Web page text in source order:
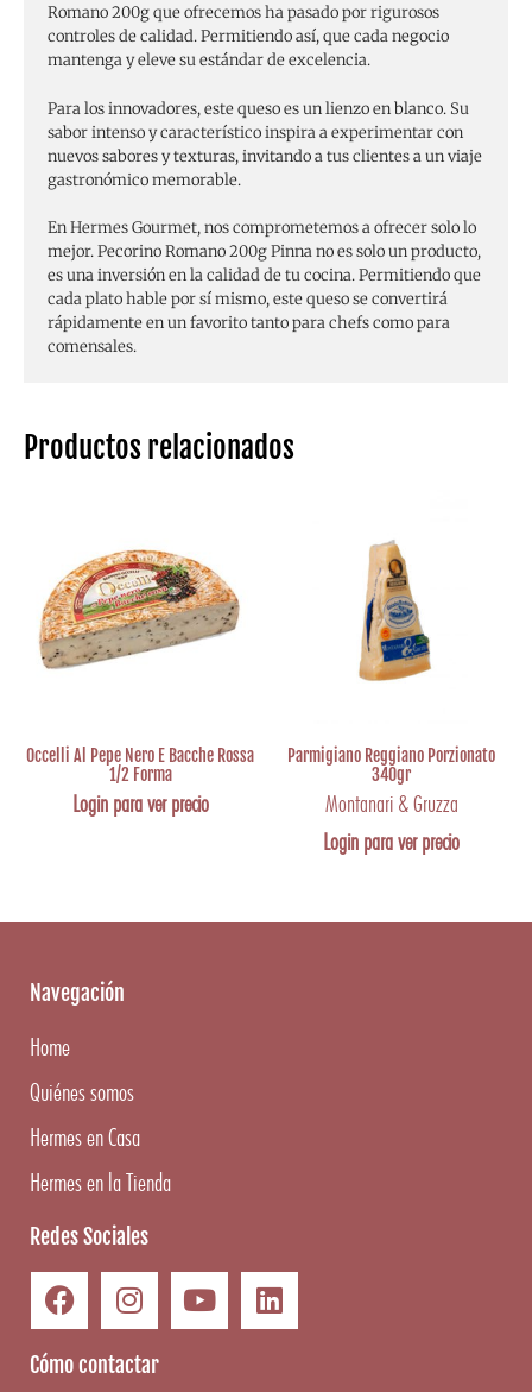
Productos relacionados
Occelli Al Pepe Nero E Bacche Rossa
1/2 Forma
Login para ver precio
Parmigiano Reggiano Porzionato
340gr
Montanari & Gruzza
Login para ver precio
Romano 200g que ofrecemos ha pasado por rigurosos
controles de calidad. Permitiendo así, que cada negocio
mantenga y eleve su estándar de excelencia.
Para los innovadores, este queso es un lienzo en blanco. Su
sabor intenso y característico inspira a experimentar con
nuevos sabores y texturas, invitando a tus clientes a un viaje
gastronómico memorable.
En Hermes Gourmet, nos comprometemos a ofrecer solo lo
mejor. Pecorino Romano 200g Pinna no es solo un producto,
es una inversión en la calidad de tu cocina. Permitiendo que
cada plato hable por sí mismo, este queso se convertirá
rápidamente en un favorito tanto para chefs como para
comensales.
Navegación
Home
Quiénes somos
Hermes en Casa
Hermes en la Tienda
Redes Sociales
Cómo contactar